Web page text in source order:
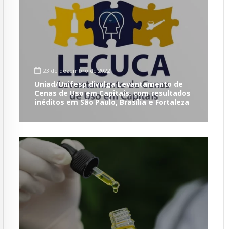
23 de dezembro de 2022
Uniad/Unifesp divulga Levantamento de
Cenas de Uso em Capitais, com resultados
inéditos em São Paulo, Brasília e Fortaleza